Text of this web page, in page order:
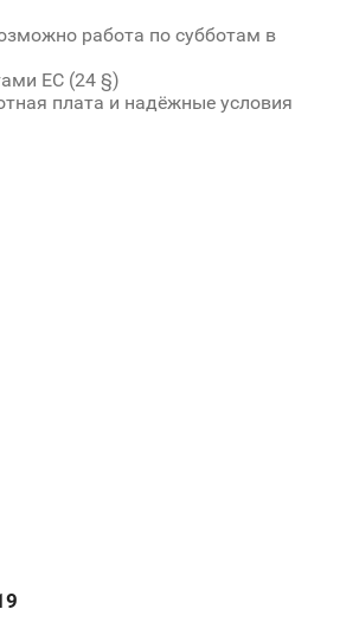
работа по субботам в
ЕС (24 §)
плата и надёжные условия